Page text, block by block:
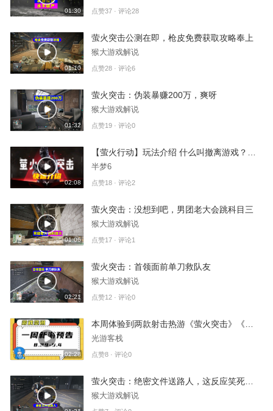
01:30 点赞37 · 评论28
01:10
萤火突击公测在即，枪皮免费获取攻略奉上
猴大游戏解说
点赞28 · 评论6
01:32
萤火突击：伪装暴赚200万，爽呀
猴大游戏解说
点赞19 · 评论0
02:08
半梦6
点赞18 · 评论2
01:06
萤火突击：没想到吧，男团老大会跳科目三
猴大游戏解说
点赞17 · 评论1
02:21
萤火突击：首领面前单刀救队友
猴大游戏解说
点赞12 · 评论0
02:28
光游客栈
点赞8 · 评论0
猴大游戏解说